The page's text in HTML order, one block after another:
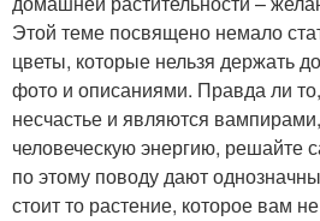
Этой теме посвящено немало
цветы, которые нельзя держать
фото и описаниями. Правда ли
несчастье и являются
человеческую энергию, решайте
по этому поводу дают
стоит то растение, которое вам